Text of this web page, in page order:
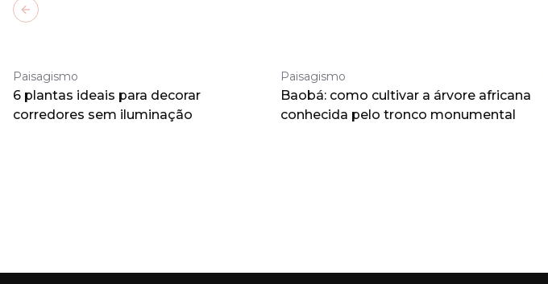
Paisagismo
6 plantas ideais para decorar
corredores sem iluminação
Paisagismo
Baobá: como cultivar a árvore africana
conhecida pelo tronco monumental
Previous slide